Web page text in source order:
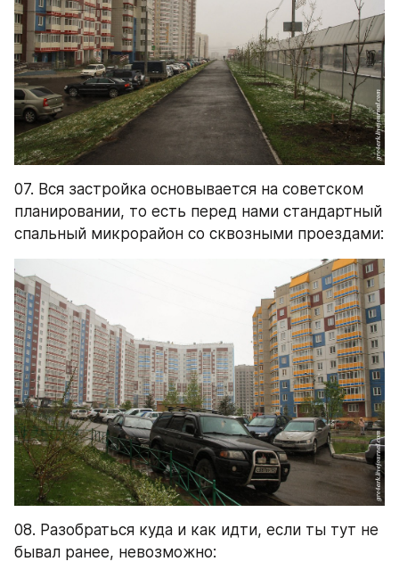
07. Вся застройка основывается на советском
планировании, то есть перед нами стандартный
спальный микрорайон со сквозными проездами:
08. Разобраться куда и как идти, если ты тут не
бывал ранее, невозможно: